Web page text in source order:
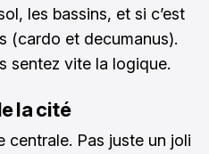
les bassins, et si c’est
(cardo et decumanus).
sentez vite la logique.
la cité
centrale. Pas juste un joli